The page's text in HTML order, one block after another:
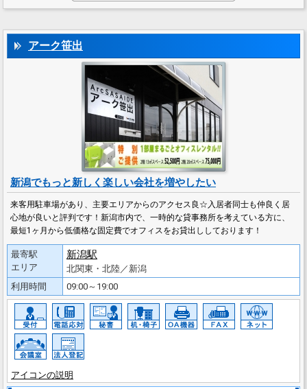
アーク笹出
新潟でもっと新しく楽しい会社を増やしたい
来客用駐車場があり、主要エリアからのアクセス良☆入居者同士も仲良く居
心地が良いと評判です！新潟市内で、一時的な貸事務所を考えている方に、
最短1ヶ月から低価格な固定費でオフィスをお貸出ししております！
最寄駅
エリア
新潟駅
北関東・北陸／新潟
利用時間
09:00～19:00
アイコンの説明